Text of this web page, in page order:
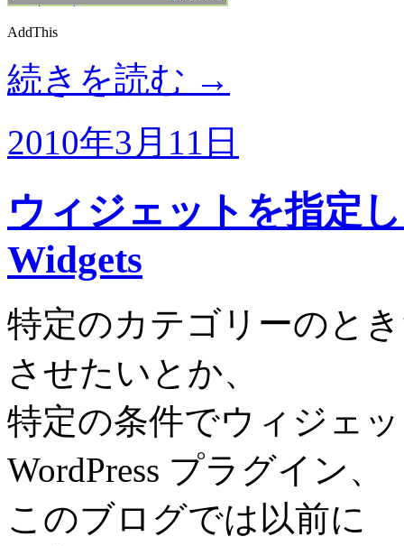
AddThis
続きを読む →
2010年3月11日
ウィジェットを指定
Widgets
特定のカテゴリーのと
させたいとか、
特定の条件でウィジェ
WordPress プラグイン、
このブログでは以前に